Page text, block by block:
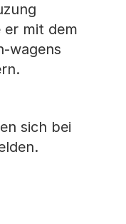
er mit dem
wagens
sich bei